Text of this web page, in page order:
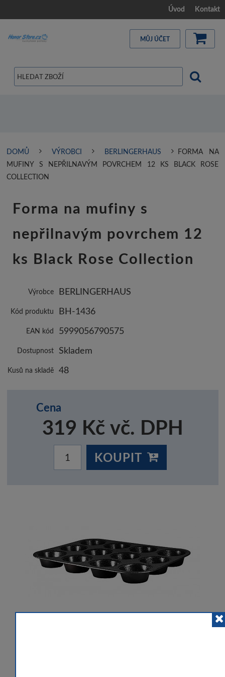
Úvod Kontakt
MŮJ ÚČET
DOMŮ VÝROBCI BERLINGERHAUS
FORMA NA
MUFINY S NEPŘILNAVÝM POVRCHEM 12 KS BLACK ROSE
COLLECTION
Forma na mufiny s
nepřilnavým povrchem 12
ks Black Rose Collection
Výrobce BERLINGERHAUS
Kód produktu BH-1436
EAN kód 5999056790575
Dostupnost Skladem
Kusů na skladě 48
Cena
319 Kč vč. DPH
KOUPIT